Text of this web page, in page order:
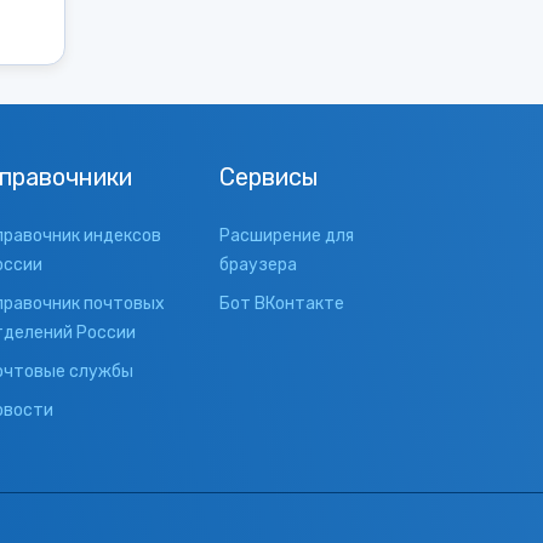
индексов
почтовых
России
службы
Сервисы
Расширение для
браузера
Бот ВКонтакте